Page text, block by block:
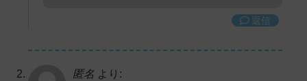
返信
匿名 より: